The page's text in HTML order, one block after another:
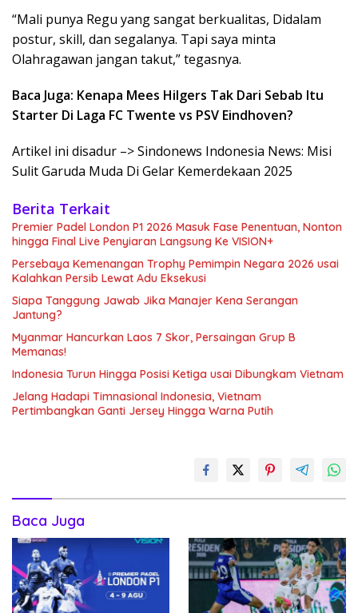
“Mali punya Regu yang sangat berkualitas, Didalam
postur, skill, dan segalanya. Tapi saya minta
Olahragawan jangan takut,” tegasnya.
Baca Juga: Kenapa Mees Hilgers Tak Dari Sebab Itu
Starter Di Laga FC Twente vs PSV Eindhoven?
Artikel ini disadur –> Sindonews Indonesia News: Misi
Sulit Garuda Muda Di Gelar Kemerdekaan 2025
Berita Terkait
Premier Padel London P1 2026 Masuk Fase Penentuan, Nonton
hingga Final Live Penyiaran Langsung Ke VISION+
Persebaya Kemenangan Trophy Pemimpin Negara 2026 usai
Kalahkan Persib Lewat Adu Eksekusi
Siapa Tanggung Jawab Jika Manajer Kena Serangan
Jantung?
Myanmar Hancurkan Laos 7 Skor, Persaingan Grup B
Memanas!
Indonesia Turun Hingga Posisi Ketiga usai Dibungkam Vietnam
Jelang Hadapi Timnasional Indonesia, Vietnam
Pertimbangkan Ganti Jersey Hingga Warna Putih
Baca Juga